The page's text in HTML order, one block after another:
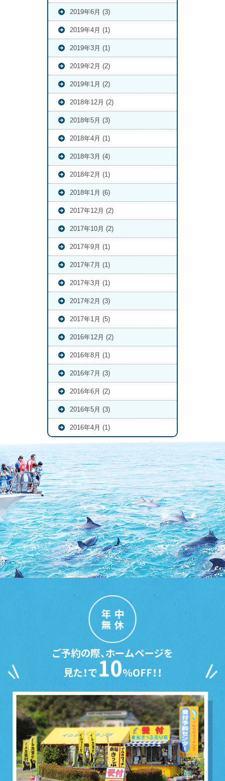
2019年6月 (3)
2019年4月 (1)
2019年3月 (1)
2019年2月 (2)
2019年1月 (2)
2018年12月 (2)
2018年5月 (3)
2018年4月 (1)
2018年3月 (4)
2018年2月 (1)
2018年1月 (6)
2017年12月 (2)
2017年10月 (2)
2017年9月 (1)
2017年7月 (1)
2017年3月 (1)
2017年2月 (3)
2017年1月 (5)
2016年12月 (2)
2016年8月 (1)
2016年7月 (3)
2016年6月 (2)
2016年5月 (3)
2016年4月 (1)
年中
無休
ご予約の際、ホームページを
見た！で10％OFF！！